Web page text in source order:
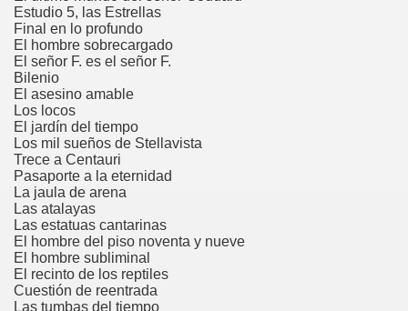
Estudio 5, las Estrellas
Final en lo profundo
El hombre sobrecargado
El señor F. es el señor F.
Bilenio
El asesino amable
Los locos
El jardín del tiempo
Los mil sueños de Stellavista
Trece a Centauri
Pasaporte a la eternidad
La jaula de arena
Las atalayas
Las estatuas cantarinas
El hombre del piso noventa y nueve
El hombre subliminal
El recinto de los reptiles
Cuestión de reentrada
Las tumbas del tiempo